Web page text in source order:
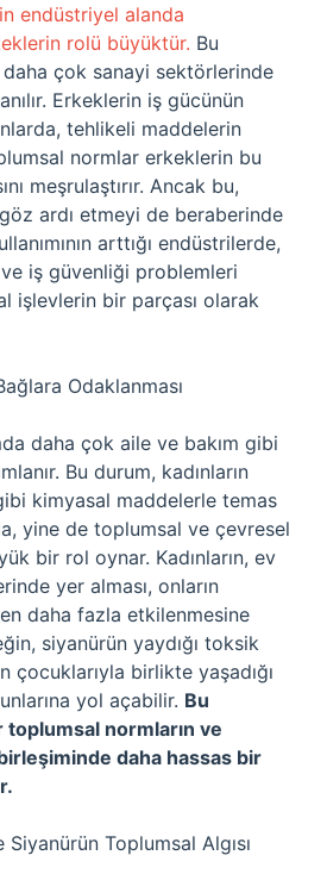
endüstriyel alanda
rolü büyüktür. Bu
çok sanayi sektörlerinde
Erkeklerin iş gücünün
tehlikeli maddelerin
normlar erkeklerin bu
meşrulaştırır. Ancak bu,
ardı etmeyi de beraberinde
arttığı endüstrilerde,
iş güvenliği problemleri
işlevlerin bir parçası olarak
Odaklanması
daha çok aile ve bakım gibi
Bu durum, kadınların
kimyasal maddelerle temas
yine de toplumsal ve çevresel
bir rol oynar. Kadınların, ev
yer alması, onların
daha fazla etkilenmesine
siyanürün yaydığı toksik
çocuklarıyla birlikte yaşadığı
yol açabilir. Bu
toplumsal normların ve
daha hassas bir
Toplumsal Algısı